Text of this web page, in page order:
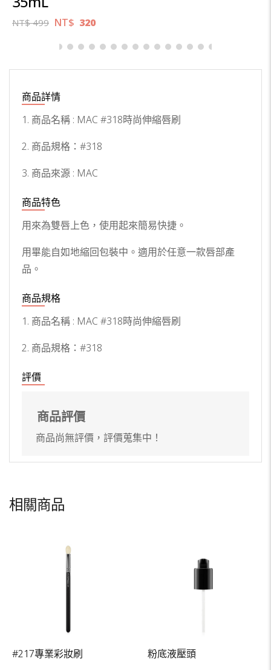
NT$499 NT$ 320
商品詳情
1. 商品名稱 : MAC #318時尚伸縮唇刷
2. 商品規格： #318
3. 商品來源 : MAC
商品特色
用來為雙唇上色，使用起來簡易快捷。
用畢能自如地縮回包裝中。適用於任意一款唇部產
品。
商品規格
1. 商品名稱 : MAC #318時尚伸縮唇刷
2. 商品規格： #318
評價
商品評價
商品尚無評價，評價蒐集中！
相關商品
#217專業彩妝刷
粉底液壓頭